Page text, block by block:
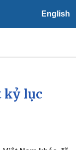
English
kỷ lục